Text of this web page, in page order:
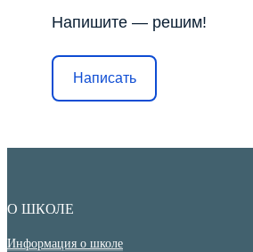
Напишите — решим!
Написать
О ШКОЛЕ
Информация о школе